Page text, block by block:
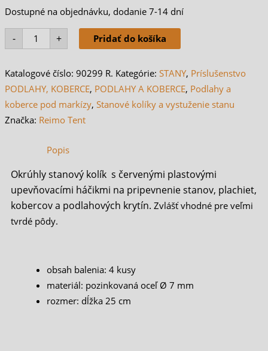
Dostupné na objednávku, dodanie 7-14 dní
-
Stanový
kolík
25
cm + Pridať do košíka
Katalogové číslo: 90299 R. Kategórie: STANY, Príslušenstvo
PODLAHY, KOBERCE, PODLAHY A KOBERCE, Podlahy a
koberce pod markízy, Stanové kolíky a vystuženie stanu
Značka: Reimo Tent
Popis
Okrúhly stanový kolík s červenými plastovými
upevňovacími háčikmi na pripevnenie stanov, plachiet,
kobercov a podlahových krytín. Zvlášť vhodné pre veľmi
tvrdé pôdy.
obsah balenia: 4 kusy
materiál: pozinkovaná oceľ Ø 7 mm
rozmer: dĺžka 25 cm